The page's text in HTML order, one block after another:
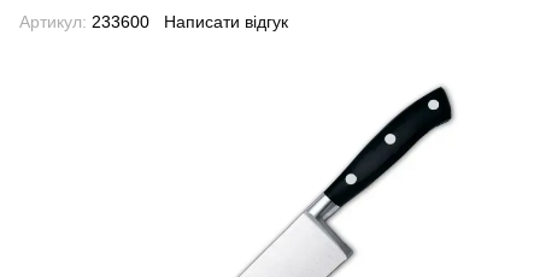
Артикул: 233600 Написати відгук